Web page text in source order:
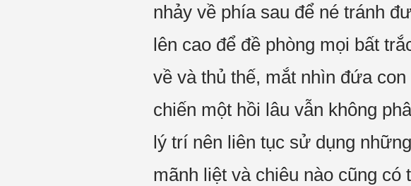
nhảy về phía sau để né tránh
lên cao để đề phòng mọi bất
về và thủ thế, mắt nhìn đứa
chiến một hồi lâu vẫn không
lý trí nên liên tục sử dụng
mãnh liệt và chiêu nào cũng